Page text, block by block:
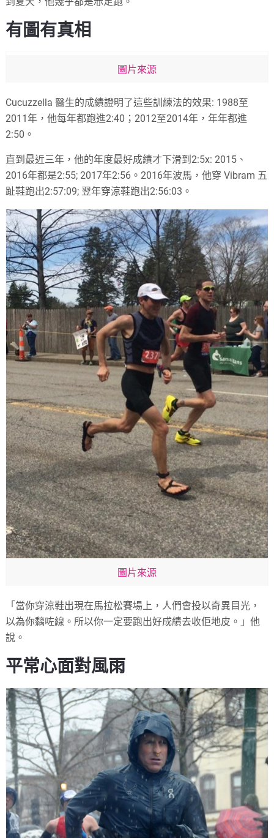
有圖有真相
圖片來源
Cucuzzella 醫生的成績證明了這些訓練法的效果: 1988至
2011年，他每年都跑進2:40；2012至2014年，年年都進
2:50。
直到最近三年，他的年度最好成績才下滑到2:5x: 2015、
2016年都是2:55; 2017年2:56。2016年波馬，他穿 Vibram 五
趾鞋跑出2:57:09; 翌年穿涼鞋跑出2:56:03。
圖片來源
「當你穿涼鞋出現在馬拉松賽場上，人們會投以奇異目光，
以為你黐咗線。所以你一定要跑出好成績去收佢地皮。」他
說。
平常心面對風雨